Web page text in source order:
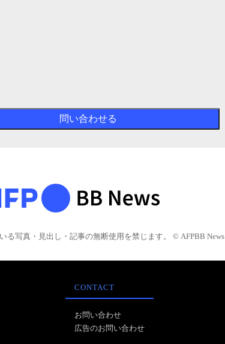
る写真・見出し・記事の無断使用を禁じます。 © AFPBB News
CONTACT
お問い合わせ
広告のお問い合わせ